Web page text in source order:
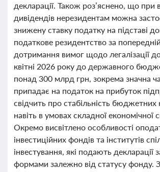
декларації. Також роз’яснено, що при
дивідендів нерезидентам можна
знижену ставку податку на підставі
податкове резидентство за
дотримання вимог щодо легалізації
квітні 2026 року до державного
понад 300 млрд грн, зокрема значна
припадає на податок на прибуток
свідчить про стабільність
навіть в умовах складної економічної
Окремо висвітлено особливості
інвестиційних фондів та інститутів
інвестування, які подають декларації
формами залежно від статусу фонду.